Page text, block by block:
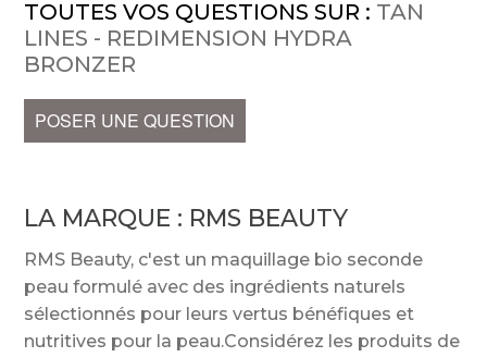
TOUTES VOS QUESTIONS SUR : TAN
LINES - REDIMENSION HYDRA
BRONZER
POSER UNE QUESTION
LA MARQUE : RMS BEAUTY
RMS Beauty, c'est un maquillage bio seconde
peau formulé avec des ingrédients naturels
sélectionnés pour leurs vertus bénéfiques et
nutritives pour la peau.Considérez les produits de